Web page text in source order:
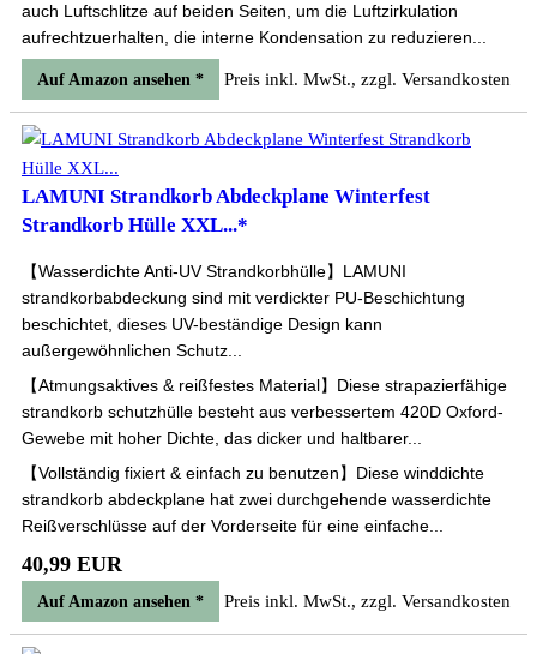
auch Luftschlitze auf beiden Seiten, um die Luftzirkulation
aufrechtzuerhalten, die interne Kondensation zu reduzieren...
Auf Amazon ansehen * Preis inkl. MwSt., zzgl. Versandkosten
LAMUNI Strandkorb Abdeckplane Winterfest
Strandkorb Hülle XXL...*
【Wasserdichte Anti-UV Strandkorbhülle】LAMUNI
strandkorbabdeckung sind mit verdickter PU-Beschichtung
beschichtet, dieses UV-beständige Design kann
außergewöhnlichen Schutz...
【Atmungsaktives & reißfestes Material】Diese strapazierfähige
strandkorb schutzhülle besteht aus verbessertem 420D Oxford-
Gewebe mit hoher Dichte, das dicker und haltbarer...
【Vollständig fixiert & einfach zu benutzen】Diese winddichte
strandkorb abdeckplane hat zwei durchgehende wasserdichte
Reißverschlüsse auf der Vorderseite für eine einfache...
40,99 EUR
Auf Amazon ansehen * Preis inkl. MwSt., zzgl. Versandkosten